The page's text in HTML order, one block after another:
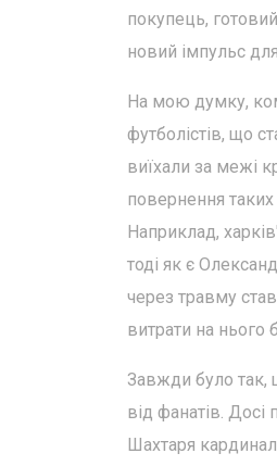
покупець,
новий імпульс
На мою думку,
футболістів, що
виїхали за межі
повернення
Наприклад,
тоді як є
через травму
витрати на нього
Завжди було так,
від фанатів.
Шахтаря